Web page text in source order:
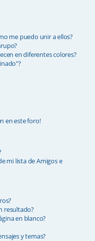
me puedo unir a ellos?
en diferentes colores?
en este foro!
mi lista de Amigos e
resultado?
en blanco?
y temas?